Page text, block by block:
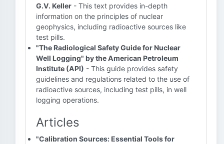
G.V. Keller - This text provides in-depth
information on the principles of nuclear
geophysics, including radioactive sources like
test pills.
"The Radiological Safety Guide for Nuclear
Well Logging" by the American Petroleum
Institute (API) - This guide provides safety
guidelines and regulations related to the use of
radioactive sources, including test pills, in well
logging operations.
Articles
"Calibration Sources: Essential Tools for